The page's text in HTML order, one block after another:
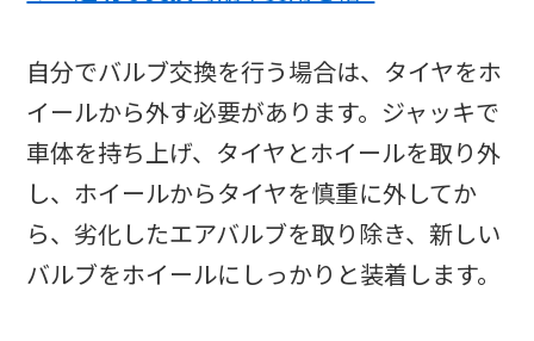
自分でバルブ交換を行う場合は、タイヤをホ
イールから外す必要があります。ジャッキで
車体を持ち上げ、タイヤとホイールを取り外
し、ホイールからタイヤを慎重に外してか
ら、劣化したエアバルブを取り除き、新しい
バルブをホイールにしっかりと装着します。